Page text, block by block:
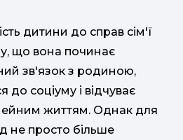
дитини до справ сім'ї
що вона починає
зв'язок з родиною,
до соціуму і відчуває
життям. Однак для
не просто більше